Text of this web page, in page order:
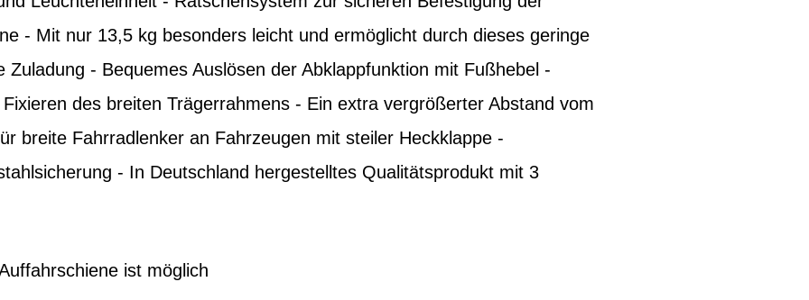
- Mit nur 13,5 kg besonders leicht und ermöglicht durch dieses geringe
Zuladung - Bequemes Auslösen der Abklappfunktion mit Fußhebel -
des breiten Trägerrahmens - Ein extra vergrößerter Abstand vom
breite Fahrradlenker an Fahrzeugen mit steiler Heckklappe -
- In Deutschland hergestelltes Qualitätsprodukt mit 3
ist möglich